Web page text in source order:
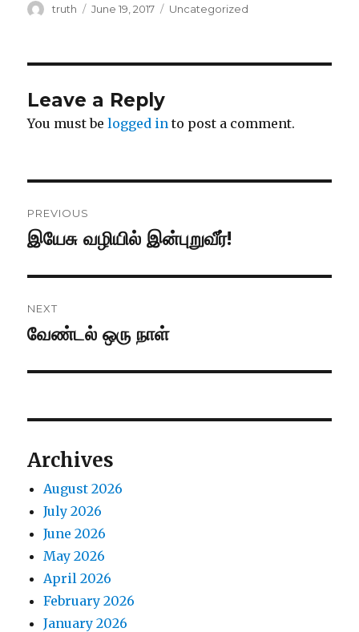
Author
truth
Posted
June 19, 2017 Categories
Uncategorized
Leave a Reply
You must belogged in to post a comment.
navigation
PREVIOUS
Previous
இயேசு வழியில் இன்புறுவீர்!
NEXT
Next
வேண்டல் ஒரு நாள்
Archives
August 2026
July 2026
June 2026
May 2026
April 2026
February 2026
January 2026